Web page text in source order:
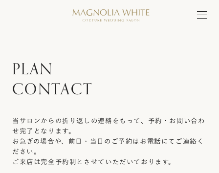
PLAN
CONTACT
当サロンからの折り返しの連絡をもって、予約・お問い合わ
せ完了となります。
お急ぎの場合や、前日・当日のご予約はお電話にてご連絡く
ださい。
ご来店は完全予約制とさせていただいております。